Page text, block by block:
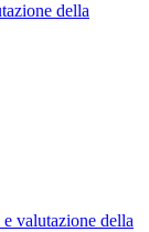
della
valutazione della